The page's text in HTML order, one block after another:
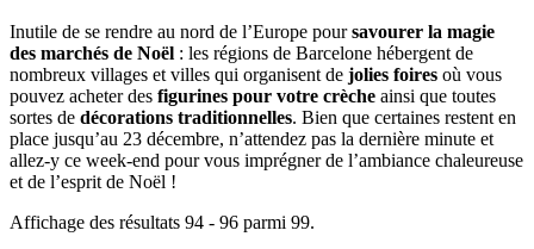
Inutile de se rendre au nord de l’Europe poursavourer la magie
des marchés de Noël : les régions de Barcelone hébergent de
nombreux villages et villes qui organisent de jolies foires où vous
pouvez acheter des figurines pour votre crèche ainsi que toutes
sortes de décorations traditionnelles. Bien que certaines restent en
place jusqu’au 23 décembre, n’attendez pas la dernière minute et
allez-y ce week-end pour vous imprégner de l’ambiance chaleureuse
et de l’esprit de Noël !
Affichage des résultats 94 - 96 parmi 99.